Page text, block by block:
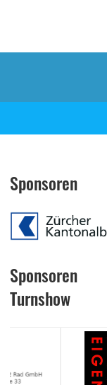
Sponsoren
Sponsoren
Turnshow